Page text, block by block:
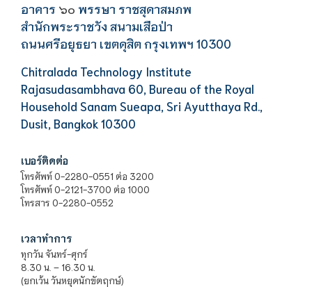
อาคาร ๖๐ พรรษา ราชสุดาสมภพ
สำนักพระราชวัง สนามเสือป่า
ถนนศรีอยุธยา เขตดุสิต กรุงเทพฯ 10300
Chitralada Technology Institute
Rajasudasambhava 60, Bureau of the Royal
Household Sanam Sueapa, Sri Ayutthaya Rd.,
Dusit, Bangkok 10300
เบอร์ติดต่อ
โทรศัพท์ 0-2280-0551 ต่อ 3200
โทรศัพท์ 0-2121-3700 ต่อ 1000
โทรสาร 0-2280-0552
เวลาทำการ
ทุกวัน จันทร์-ศุกร์
8.30 น. – 16.30 น.
(ยกเว้น วันหยุดนักขัตฤกษ์)